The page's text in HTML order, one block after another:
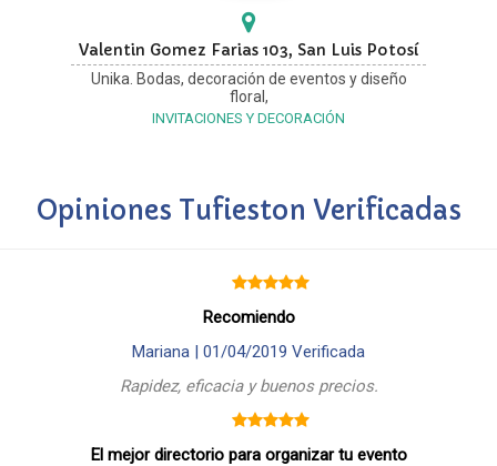
Valentin Gomez Farias 103, San Luis Potosí
Unika. Bodas, decoración de eventos y diseño
floral,
INVITACIONES Y DECORACIÓN
Opiniones Tufieston Verificadas
Recomiendo
Mariana | 01/04/2019 Verificada
Rapidez, eficacia y buenos precios.
El mejor directorio para organizar tu evento